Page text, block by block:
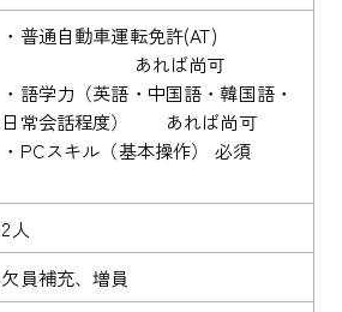
・普通自動車運転免許(AT)
あれば尚可
・語学力（英語・中国語・韓国語・
日常会話程度） あれば尚可
・PCスキル（基本操作） 必須
2人
欠員補充、増員